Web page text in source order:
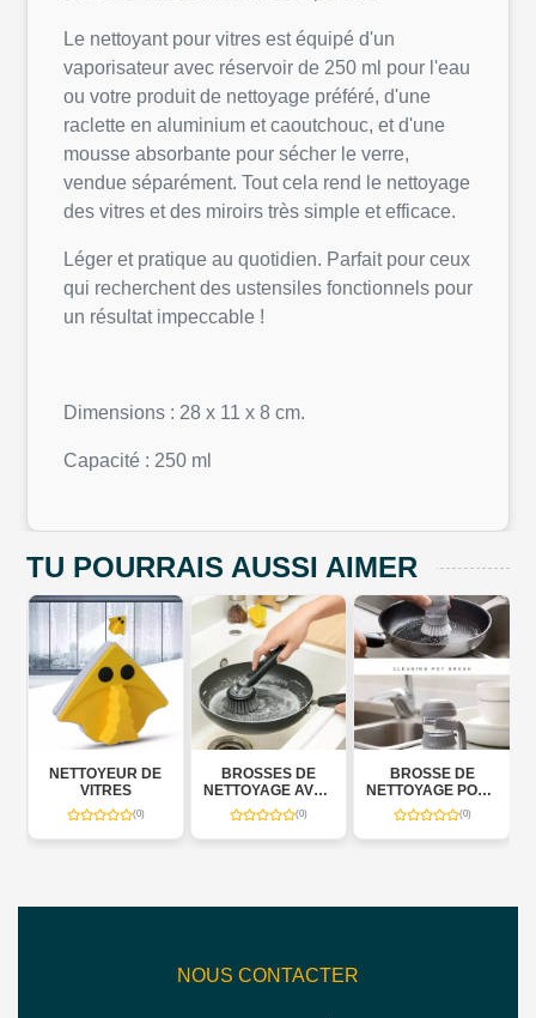
Le nettoyant pour vitres est équipé d'un
vaporisateur avec réservoir de 250 ml pour l'eau
ou votre produit de nettoyage préféré, d'une
raclette en aluminium et caoutchouc, et d'une
mousse absorbante pour sécher le verre,
vendue séparément. Tout cela rend le nettoyage
des vitres et des miroirs très simple et efficace.
Léger et pratique au quotidien. Parfait pour ceux
qui recherchent des ustensiles fonctionnels pour
un résultat impeccable !
Dimensions : 28 x 11 x 8 cm.
Capacité : 250 ml
TU POURRAIS AUSSI AIMER
NETTOYEUR DE
VITRES
(0)
BROSSES DE
NETTOYAGE AVEC
DISTRIBUTEUR
SAVON 3 EN 1
(0)
BROSSE DE
NETTOYAGE POUR
CUISINE(0)
NOUS CONTACTER